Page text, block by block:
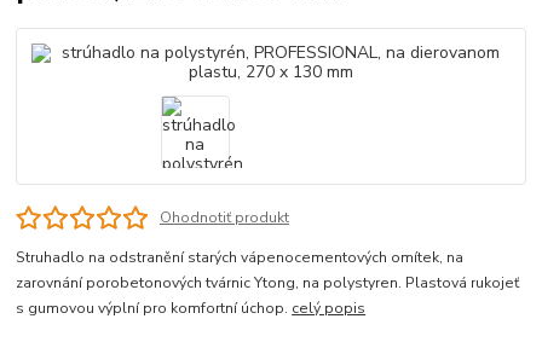
Ohodnotiť produkt
Struhadlo na odstranění starých vápenocementových omítek, na
zarovnání porobetonových tvárnic Ytong, na polystyren. Plastová rukojeť
s gumovou výplní pro komfortní úchop. celý popis